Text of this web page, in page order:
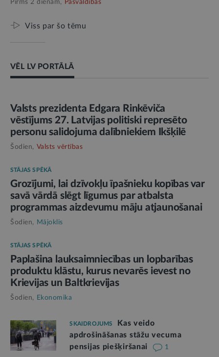
Pirms 2 dienām, Pašvaldības
Viss par šo tēmu
VĒL LV PORTĀLĀ
AMATPERSONAS RUNA
Valsts prezidenta Edgara Rinkēviča
vēstījums 27. Latvijas politiski represēto
personu salidojuma dalībniekiem Ikšķilē
Šodien, Valsts vērtības
STĀJAS SPĒKĀ
Grozījumi, lai dzīvokļu īpašnieku kopības var
savā vārdā slēgt līgumus par atbalsta
programmas aizdevumu māju atjaunošanai
Šodien, Mājoklis
STĀJAS SPĒKĀ
Paplašina lauksaimniecības un lopbarības
produktu klāstu, kurus nevarēs ievest no
Krievijas un Baltkrievijas
Šodien, Ekonomika
SKAIDROJUMS
Kas veido
apdrošināšanas stāžu vecuma
pensijas piešķiršanai
1